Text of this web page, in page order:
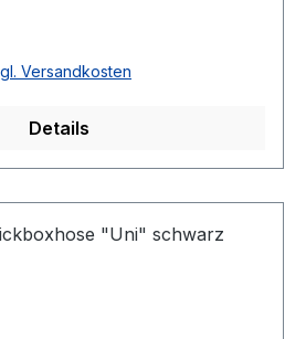
Versandkosten
Details